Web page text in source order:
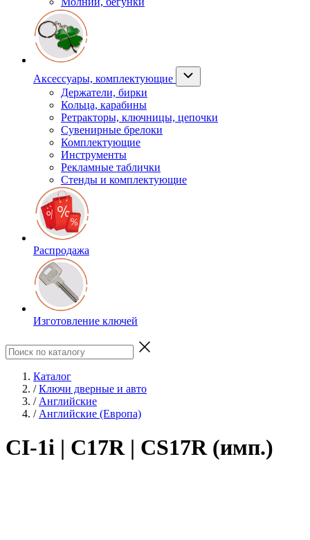
Аксессуары, комплектующие
Держатели, бирки
Кольца, карабины
Ретракторы, ключницы, цепочки
Сувенирные брелоки
Комплектующие
Инструменты
Рекламные таблички
Стенды и комплектующие
Распродажа
Изготовление ключей
Каталог
/ Ключи дверные и авто
/ Английские
/ Английские (Европа)
CI-1i | C17R | CS17R (имп.)